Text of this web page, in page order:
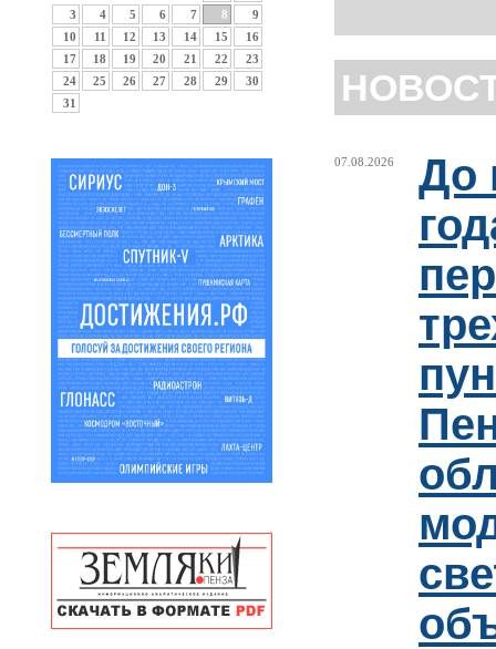
3
4 5 6 7 8
9
10
11 12 13 14 15
16
17
18 19 20 21 22
23
24
25 26 27 28 29
30
31
07.08.2026
До